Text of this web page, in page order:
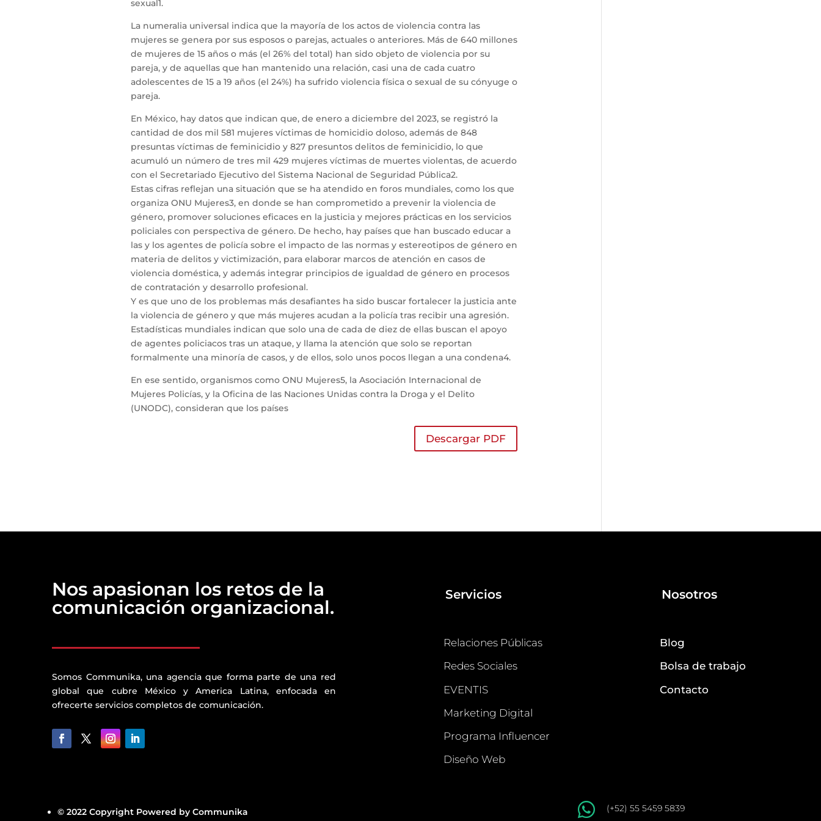
sexual1.
La numeralia universal indica que la mayoría de los actos de violencia contra las
mujeres se genera por sus esposos o parejas, actuales o anteriores. Más de 640 millones
de mujeres de 15 años o más (el 26% del total) han sido objeto de violencia por su
pareja, y de aquellas que han mantenido una relación, casi una de cada cuatro
adolescentes de 15 a 19 años (el 24%) ha sufrido violencia física o sexual de su cónyuge o
pareja.
En México, hay datos que indican que, de enero a diciembre del 2023, se registró la
cantidad de dos mil 581 mujeres víctimas de homicidio doloso, además de 848
presuntas víctimas de feminicidio y 827 presuntos delitos de feminicidio, lo que
acumuló un número de tres mil 429 mujeres víctimas de muertes violentas, de acuerdo
con el Secretariado Ejecutivo del Sistema Nacional de Seguridad Pública2.
Estas cifras reflejan una situación que se ha atendido en foros mundiales, como los que
organiza ONU Mujeres3, en donde se han comprometido a prevenir la violencia de
género, promover soluciones eficaces en la justicia y mejores prácticas en los servicios
policiales con perspectiva de género. De hecho, hay países que han buscado educar a
las y los agentes de policía sobre el impacto de las normas y estereotipos de género en
materia de delitos y victimización, para elaborar marcos de atención en casos de
violencia doméstica, y además integrar principios de igualdad de género en procesos
de contratación y desarrollo profesional.
Y es que uno de los problemas más desafiantes ha sido buscar fortalecer la justicia ante
la violencia de género y que más mujeres acudan a la policía tras recibir una agresión.
Estadísticas mundiales indican que solo una de cada de diez de ellas buscan el apoyo
de agentes policiacos tras un ataque, y llama la atención que solo se reportan
formalmente una minoría de casos, y de ellos, solo unos pocos llegan a una condena4.
En ese sentido, organismos como ONU Mujeres5, la Asociación Internacional de
Mujeres Policías, y la Oficina de las Naciones Unidas contra la Droga y el Delito
(UNODC), consideran que los países
Descargar PDF
Nos apasionan los retos de la
comunicación organizacional.
Somos Communika, una agencia que forma parte de una red
global que cubre México y America Latina, enfocada en
ofrecerte servicios completos de comunicación.
Servicios
Relaciones Públicas
Redes Sociales
EVENTIS
Marketing Digital
Programa Influencer
Diseño Web
Nosotros
Blog
Bolsa de trabajo
Contacto
© 2022 Copyright Powered by Communika  (+52) 55 5459 5839